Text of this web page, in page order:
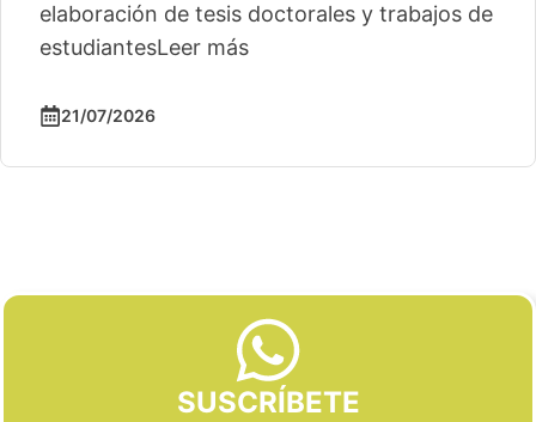
elaboración de tesis doctorales y trabajos de
estudiantesLeer más
21/07/2026
SUSCRÍBETE